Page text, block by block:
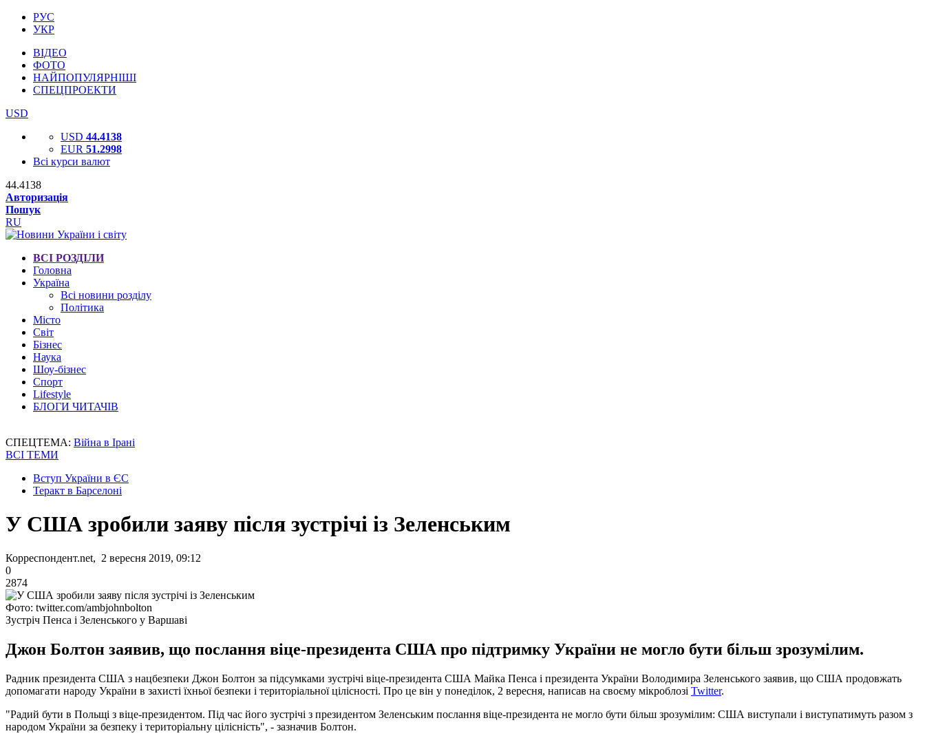
РУС
УКР
ВІДЕО
ФОТО
НАЙПОПУЛЯРНІШІ
СПЕЦПРОЕКТИ
USD
USD 44.4138
EUR 51.2998
Всі курси валют
44.4138
Авторизація
Пошук
RU
ВСІ РОЗДІЛИ
Головна
Україна
Всі новини розділу
Політика
Місто
Світ
Бізнес
Наука
Шоу-бізнес
Спорт
Lifestyle
БЛОГИ ЧИТАЧІВ
СПЕЦТЕМА: Війна в Ірані
ВСІ ТЕМИ
Вступ України в ЄС
Теракт в Барселоні
У США зробили заяву після зустрічі із Зеленським
Корреспондент.net, 2 вересня 2019, 09:12
0
2874
Фото: twitter.com/ambjohnbolton
Зустріч Пенса і Зеленського у Варшаві
Джон Болтон заявив, що послання віце-президента США про підтримку України не могло бути більш зрозумілим.
Радник президента США з нацбезпеки Джон Болтон за підсумками зустрічі віце-президента США Майка Пенса і президента України Володимира Зеленського заявив, що США продовжать
допомагати народу України в захисті їхньої безпеки і територіальної цілісності. Про це він у понеділок, 2 вересня, написав на своєму мікроблозі Twitter.
"Радий бути в Польщі з віце-президентом. Під час його зустрічі з президентом Зеленським послання віце-президента не могло бути більш зрозумілим: США виступали і виступатимуть разом з
народом України за безпеку і територіальну цілісність", - зазначив Болтон.